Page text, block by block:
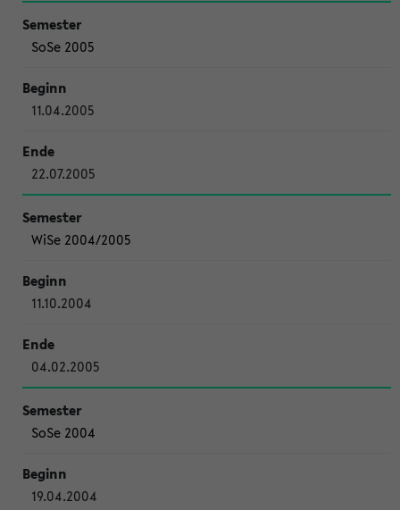
SoSe 2005
11.04.2005
22.07.2005
WiSe 2004/2005
11.10.2004
04.02.2005
SoSe 2004
19.04.2004